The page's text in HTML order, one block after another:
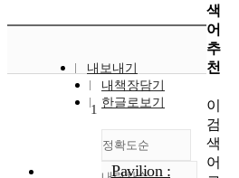
내보내기
내책장담기
한글로보기
정확도순
1
Pavilion :
색
어
추
천
이
검
색
어